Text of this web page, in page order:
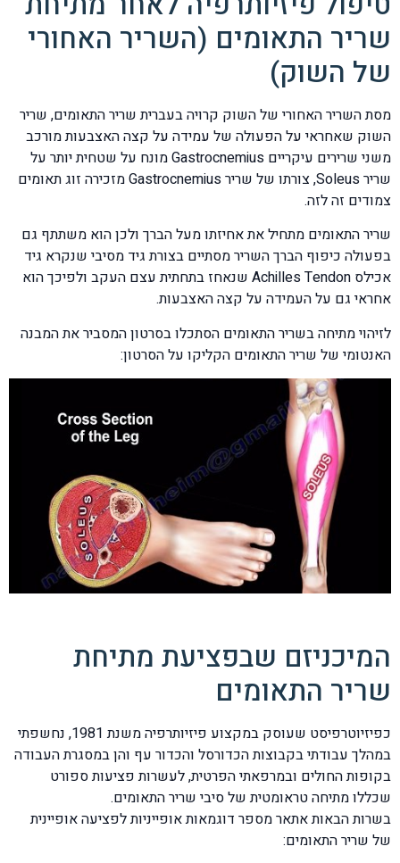
שריר התאומים (השריר האחורי
של השוק)
מסת השריר האחורי של השוק קרויה בעברית שריר התאומים, שריר
השוק שאחראי על הפעולה של עמידה על קצה האצבעות מורכב
משני שרירים עיקריים Gastrocnemius מונח על שטחית יותר על
שריר Soleus, צורתו של שריר Gastrocnemius מזכירה זוג תאומים
צמודים זה לזה.
שריר התאומים מתחיל את אחיזתו מעל הברך ולכן הוא משתתף גם
בפעולה כיפוף הברך השריר מסתיים בצורת גיד מסיבי שנקרא גיד
אכילס Achilles Tendon שנאחז בתחתית עצם העקב ולפיכך הוא
אחראי גם על העמידה על קצה האצבעות.
לזיהוי מתיחה בשריר התאומים הסתכלו בסרטון המסביר את המבנה
האנטומי של שריר התאומים הקליקו על הסרטון:
המיכניזם שבפציעת מתיחת
שריר התאומים
כפיזיוטרפיסט שעוסק במקצוע פיזיותרפיה משנת 1981, נחשפתי
במהלך עבודתי בקבוצות הכדורסל והכדור עף והן במסגרת העבודה
בקופות החולים ובמרפאתי הפרטית, לעשרות פציעות ספורט
שכללו מתיחה טראומטית של סיבי שריר התאומים.
בשרות הבאות אתאר מספר דוגמאות אופייניות לפציעה אופיינית
של שריר התאומים: